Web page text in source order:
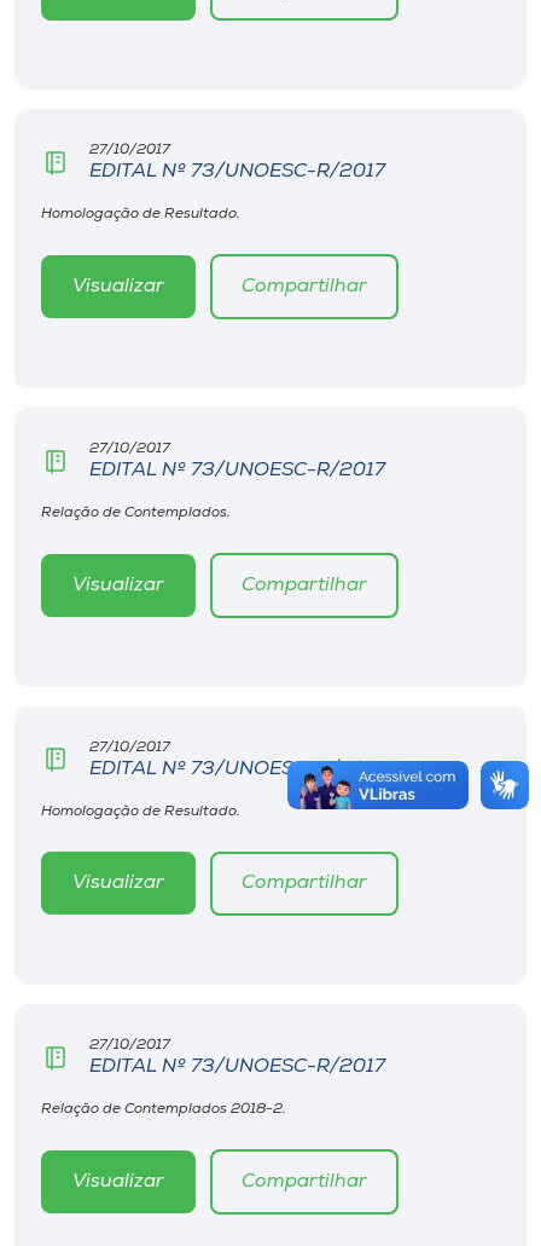
27/10/2017
EDITAL Nº 73/UNOESC-R/2017
Homologação de Resultado.
Visualizar Compartilhar
27/10/2017
EDITAL Nº 73/UNOESC-R/2017
Relação de Contemplados.
Visualizar Compartilhar
27/10/2017
EDITAL Nº 73/UNOESC-R/2017
Homologação de Resultado.
Visualizar Compartilhar
27/10/2017
EDITAL Nº 73/UNOESC-R/2017
Relação de Contemplados 2018-2.
Visualizar Compartilhar